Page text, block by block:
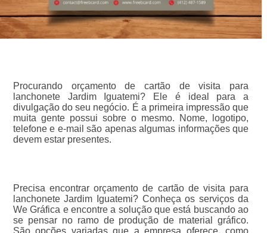
Procurando orçamento de cartão de visita para
lanchonete Jardim Iguatemi? Ele é ideal para a
divulgação do seu negócio. É a primeira impressão que
muita gente possui sobre o mesmo. Nome, logotipo,
telefone e e-mail são apenas algumas informações que
devem estar presentes.
Precisa encontrar orçamento de cartão de visita para
lanchonete Jardim Iguatemi? Conheça os serviços da
We Gráfica e encontre a solução que está buscando ao
se pensar no ramo de produção de material gráfico.
São opções variadas que a empresa oferece, como